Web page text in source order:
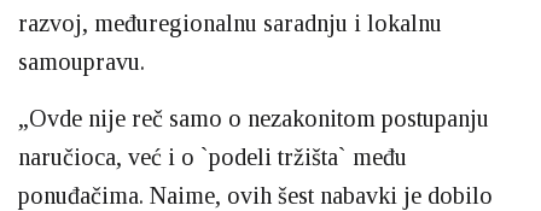
razvoj, međuregionalnu saradnju i lokalnu
samoupravu.
„Ovde nije reč samo o nezakonitom postupanju
naručioca, već i o `podeli tržišta` među
ponuđačima. Naime, ovih šest nabavki je dobilo